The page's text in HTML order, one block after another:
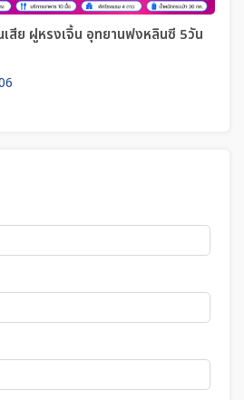
เสีย ฝูหรงเจิ้น อุทยานฟงหลินซี 5วัน